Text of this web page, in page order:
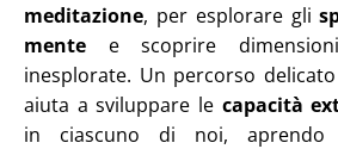
meditazione, per esplorare gli
mente e scoprire
inesplorate. Un percorso
aiuta a sviluppare le capacità
in ciascuno di noi,